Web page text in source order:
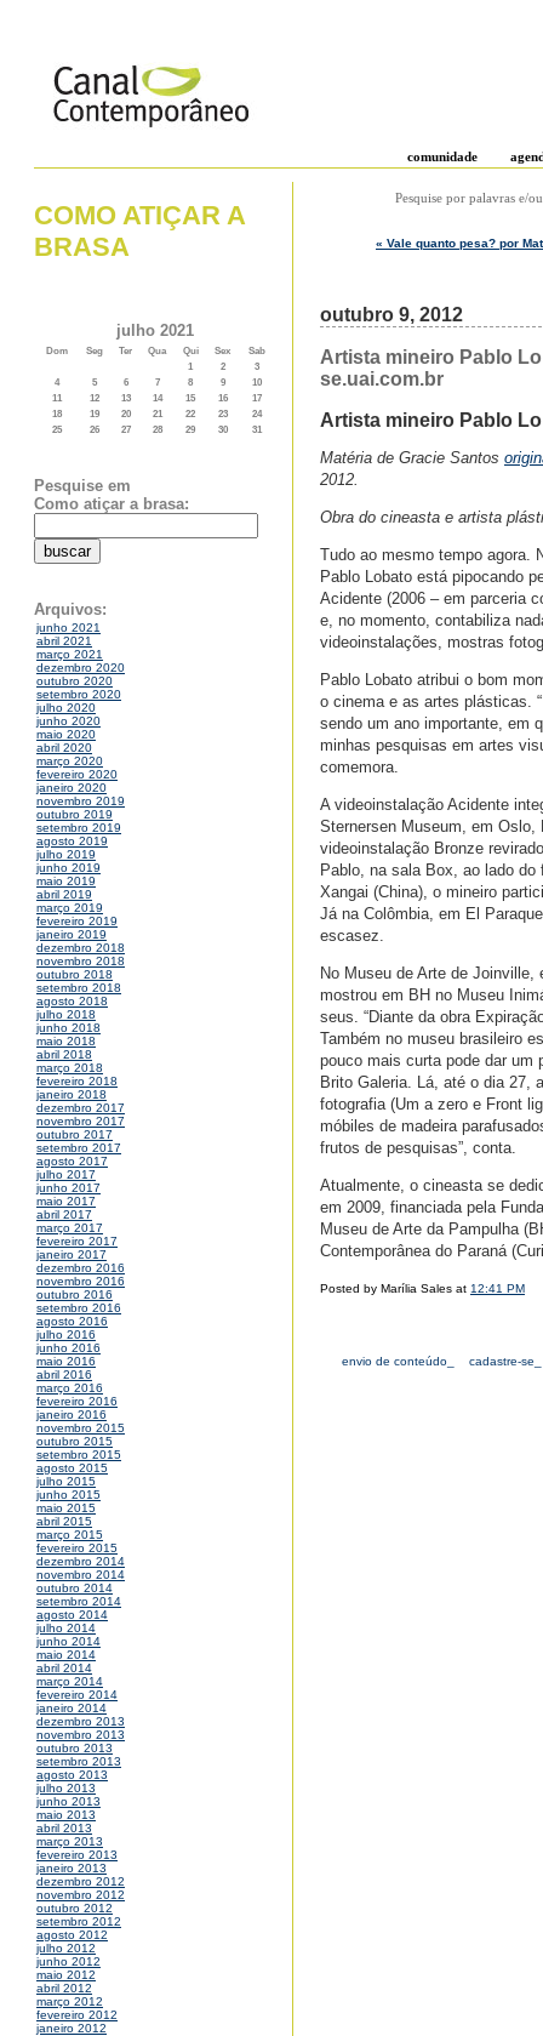
comunidade
COMO ATIÇAR A
BRASA
julho 2021
Dom Seg Ter Qua Qui Sex
Sab
1
2
3
4
5 6 7 8 9
10
11
12 13 14 15 16
17
18
19 20 21 22 23
24
25
26 27 28 29 30 31
Pesquise em
Como atiçar a brasa:
Arquivos:
junho 2021
abril 2021
março 2021
dezembro 2020
outubro 2020
setembro 2020
julho 2020
junho 2020
maio 2020
abril 2020
março 2020
fevereiro 2020
janeiro 2020
novembro 2019
outubro 2019
setembro 2019
agosto 2019
julho 2019
junho 2019
maio 2019
abril 2019
março 2019
fevereiro 2019
janeiro 2019
dezembro 2018
novembro 2018
outubro 2018
setembro 2018
agosto 2018
julho 2018
junho 2018
maio 2018
abril 2018
março 2018
fevereiro 2018
janeiro 2018
dezembro 2017
novembro 2017
outubro 2017
setembro 2017
agosto 2017
julho 2017
junho 2017
maio 2017
abril 2017
março 2017
fevereiro 2017
janeiro 2017
dezembro 2016
novembro 2016
outubro 2016
setembro 2016
agosto 2016
julho 2016
junho 2016
maio 2016
abril 2016
março 2016
fevereiro 2016
janeiro 2016
novembro 2015
outubro 2015
setembro 2015
agosto 2015
julho 2015
junho 2015
maio 2015
abril 2015
março 2015
fevereiro 2015
dezembro 2014
novembro 2014
outubro 2014
setembro 2014
agosto 2014
julho 2014
junho 2014
maio 2014
abril 2014
março 2014
fevereiro 2014
janeiro 2014
dezembro 2013
novembro 2013
outubro 2013
setembro 2013
agosto 2013
julho 2013
junho 2013
maio 2013
abril 2013
março 2013
fevereiro 2013
janeiro 2013
dezembro 2012
novembro 2012
outubro 2012
setembro 2012
agosto 2012
julho 2012
junho 2012
maio 2012
abril 2012
março 2012
fevereiro 2012
janeiro 2012
Pesquise por palavras e/
« Vale quanto pesa? por
outubro 9, 2012
Artista mineiro Pablo
se.uai.com.br
Artista mineiro Pablo
Matéria de Gracie Santos
2012.
Obra do cineasta e artista
Tudo ao mesmo tempo agora.
Pablo Lobato está pipocando
Acidente (2006 – em parceria
e, no momento, contabiliza
videoinstalações, mostras
Pablo Lobato atribui o bom
o cinema e as artes plásticas.
sendo um ano importante, em
minhas pesquisas em artes
comemora.
A videoinstalação Acidente
Sternersen Museum, em Oslo,
videoinstalação Bronze
Pablo, na sala Box, ao lado
Xangai (China), o mineiro
Já na Colômbia, em El
escasez.
No Museu de Arte de
mostrou em BH no Museu
seus. “Diante da obra
Também no museu brasileiro
pouco mais curta pode dar um
Brito Galeria. Lá, até o dia 27,
fotografia (Um a zero e Front
móbiles de madeira
frutos de pesquisas”, conta.
Atualmente, o cineasta se
em 2009, financiada pela
Museu de Arte da Pampulha
Contemporânea do Paraná
Posted by Marília Sales at 12:41 PM
envio de conteúdo_ cadastre-se_